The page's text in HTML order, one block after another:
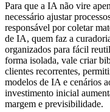
Para que a IA não vire
necessário ajustar
responsável por coletar
de IA, quem faz a
organizados para fácil
forma isolada, vale criar
clientes recorrentes,
modelos de IA e cenários
investimento inicial
margem e previsibilidade.